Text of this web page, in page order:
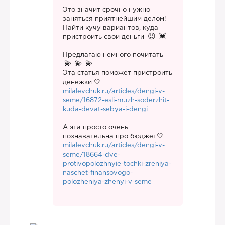
Это значит срочно нужно
заняться приятнейшим делом!
Найти кучу вариантов, куда
пристроить свои деньги
Предлагаю немного почитать
Эта статья поможет пристроить
денежки 🤍
milalevchuk.ru/articles/dengi-v-
seme/16872-esli-muzh-soderzhit-
kuda-devat-sebya-i-dengi
А эта просто очень
познавательна про бюджет🤍
milalevchuk.ru/articles/dengi-v-
seme/18664-dve-
protivopolozhnyie-tochki-zreniya-
naschet-finansovogo-
polozheniya-zhenyi-v-seme